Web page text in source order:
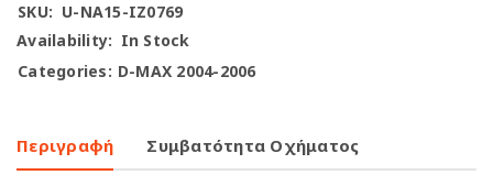
SKU: U-NA15-IZ0769
Availability: In Stock
Categories: D-MAX 2004-2006
Περιγραφή Συμβατότητα Οχήματος